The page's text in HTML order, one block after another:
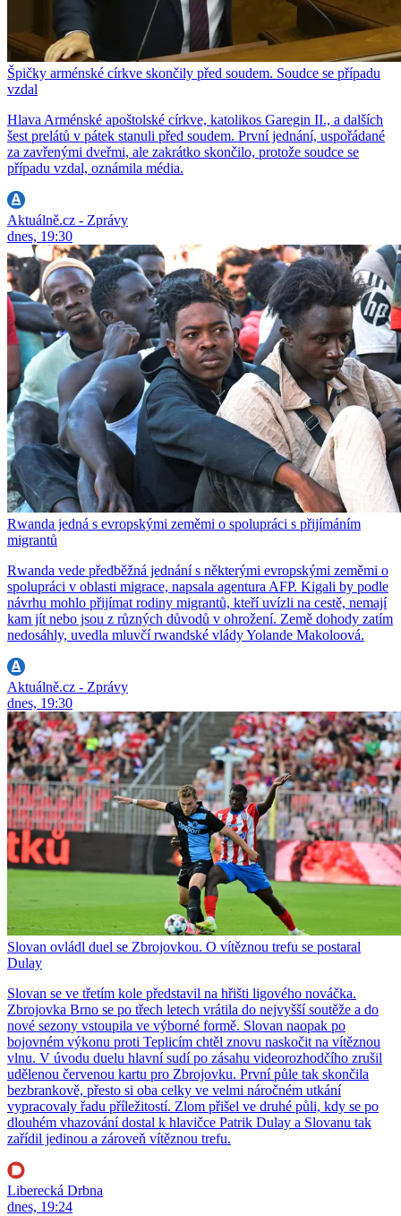
Špičky arménské církve skončily před soudem. Soudce se případu
vzdal
Hlava Arménské apoštolské církve, katolikos Garegin II., a dalších
šest prelátů v pátek stanuli před soudem. První jednání, uspořádané
za zavřenými dveřmi, ale zakrátko skončilo, protože soudce se
případu vzdal, oznámila média.
Aktuálně.cz - Zprávy
dnes, 19:30
Rwanda jedná s evropskými zeměmi o spolupráci s přijímáním
migrantů
Rwanda vede předběžná jednání s některými evropskými zeměmi o
spolupráci v oblasti migrace, napsala agentura AFP. Kigali by podle
návrhu mohlo přijímat rodiny migrantů, kteří uvízli na cestě, nemají
kam jít nebo jsou z různých důvodů v ohrožení. Země dohody zatím
nedosáhly, uvedla mluvčí rwandské vlády Yolande Makoloová.
Aktuálně.cz - Zprávy
dnes, 19:30
Slovan ovládl duel se Zbrojovkou. O vítěznou trefu se postaral
Dulay
Slovan se ve třetím kole představil na hřišti ligového nováčka.
Zbrojovka Brno se po třech letech vrátila do nejvyšší soutěže a do
nové sezony vstoupila ve výborné formě. Slovan naopak po
bojovném výkonu proti Teplicím chtěl znovu naskočit na vítěznou
vlnu. V úvodu duelu hlavní sudí po zásahu videorozhodčího zrušil
udělenou červenou kartu pro Zbrojovku. První půle tak skončila
bezbrankově, přesto si oba celky ve velmi náročném utkání
vypracovaly řadu příležitostí. Zlom přišel ve druhé půli, kdy se po
dlouhém vhazování dostal k hlavičce Patrik Dulay a Slovanu tak
zařídil jedinou a zároveň vítěznou trefu.
Liberecká Drbna
dnes, 19:24